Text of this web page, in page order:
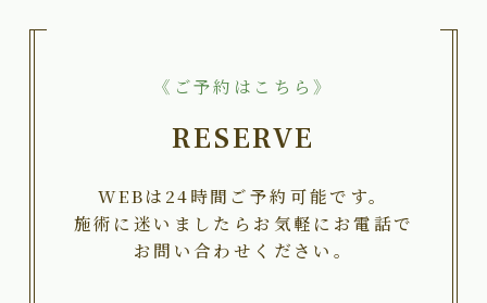
《ご予約はこちら》
RESERVE
WEBは24時間ご予約可能です。
施術に迷いましたらお気軽にお電話で
お問い合わせください。